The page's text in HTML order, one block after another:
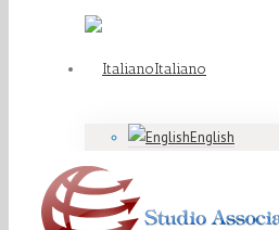
Italiano
English